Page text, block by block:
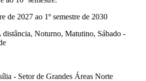
de 2027 ao 1º semestre de 2030
distância, Noturno, Matutino, Sábado -
- Setor de Grandes Áreas Norte